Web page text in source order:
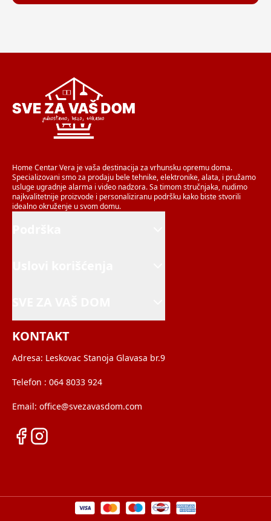
Home Centar Vera je vaša destinacija za vrhunsku opremu doma.
Specializovani smo za prodaju bele tehnike, elektronike, alata, i pružamo
usluge ugradnje alarma i video nadzora. Sa timom stručnjaka, nudimo
najkvalitetnije proizvode i personaliziranu podršku kako biste stvorili
idealno okruženje u svom domu.
KONTAKT
Adresa: Leskovac Stanoja Glavasa br.9
Telefon : 064 8033 924
Email: office@svezavasdom.com